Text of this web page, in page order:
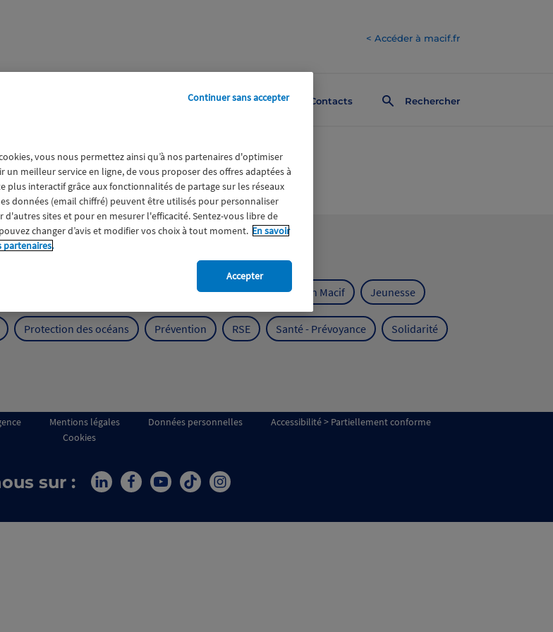
< Accéder à macif.fr
Contacts Rechercher
Expérience clients Fondation Macif Jeunesse
Protection des océans Prévention RSE Santé - Prévoyance Solidarité
Mentions légales Données personnelles
Accessibilité > Partiellement conforme
Cookies
sur :
vous nous permettez ainsi qu’à nos partenaires d'optimiser
meilleur service en ligne, de vous proposer des offres adaptées à
plus interactif grâce aux fonctionnalités de partage sur les réseaux
données (email chiffré) peuvent être utilisés pour personnaliser
d'autres sites et pour en mesurer l'efficacité. Sentez-vous libre de
changer d’avis et modifier vos choix à tout moment. En savoir
partenaires.
Continuer sans accepter
Accepter